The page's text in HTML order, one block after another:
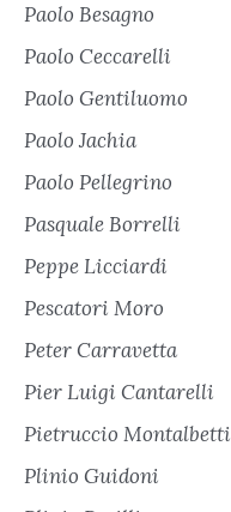
Paolo Besagno
Paolo Ceccarelli
Paolo Gentiluomo
Paolo Jachia
Paolo Pellegrino
Pasquale Borrelli
Peppe Licciardi
Pescatori Moro
Peter Carravetta
Pier Luigi Cantarelli
Pietruccio Montalbetti
Plinio Guidoni